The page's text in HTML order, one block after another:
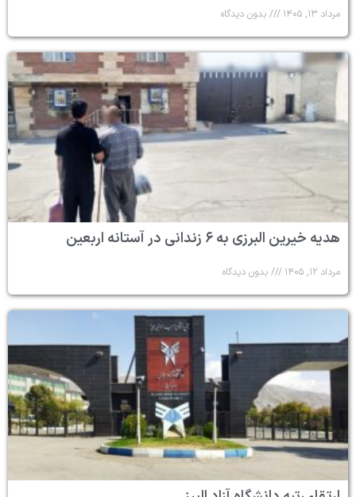
مرداد ۱۳, ۱۴۰۵ بدون دیدگاه
هدیه خیرین البرزی به ۶ زندانی در آستانه اربعین
مرداد ۱۲, ۱۴۰۵ بدون دیدگاه